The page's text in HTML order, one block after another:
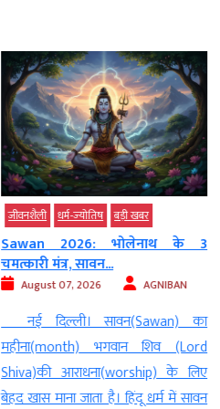
जीवनशैली धर्म-ज्‍योतिष बड़ी खबर
Sawan 2026: भोलेनाथ के 3
चमत्कारी मंत्र, सावन...
August 07, 2026 AGNIBAN
नई दिल्ली। सावन(Sawan) का
महीना(month) भगवान शिव (Lord
Shiva)की आराधना(worship) के लिए
बेहद खास माना जाता है। हिंदू धर्म में सावन